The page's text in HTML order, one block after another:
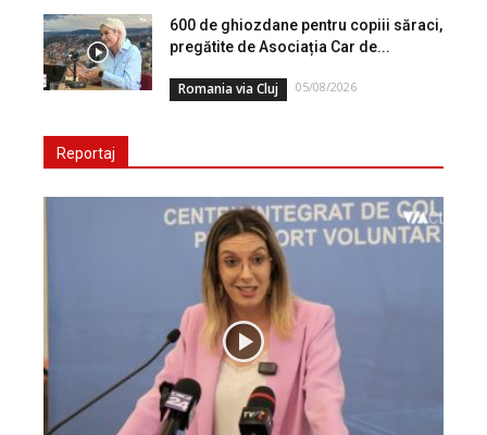
600 de ghiozdane pentru copiii săraci,
pregătite de Asociația Car de...
Romania via Cluj 05/08/2026
Reportaj